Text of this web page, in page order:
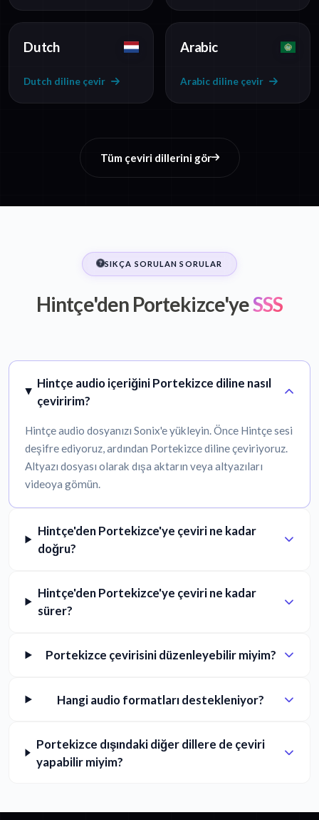
Dutch
Dutch diline çevir
Arabic
Arabic diline çevir
Tüm çeviri dillerini gör
SIKÇA SORULAN SORULAR
Hintçe'den Portekizce'yeSSS
Hintçe audio içeriğini Portekizce diline nasıl
çeviririm?
Hintçe audio dosyanızı Sonix'e yükleyin. Önce Hintçe sesi
deşifre ediyoruz, ardından Portekizce diline çeviriyoruz.
Altyazı dosyası olarak dışa aktarın veya altyazıları
videoya gömün.
Hintçe'den Portekizce'ye çeviri ne kadar
doğru?
Hintçe'den Portekizce'ye çeviri ne kadar
sürer?
Portekizce çevirisini düzenleyebilir miyim?
Hangi audio formatları destekleniyor?
Portekizce dışındaki diğer dillere de çeviri
yapabilir miyim?